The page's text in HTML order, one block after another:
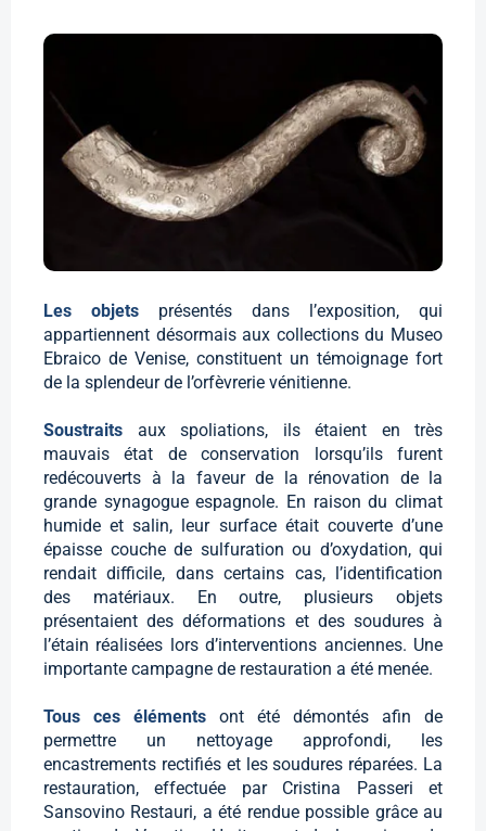
Les objets présentés dans l’exposition, qui
appartiennent désormais aux collections du Museo
Ebraico de Venise, constituent un témoignage fort
de la splendeur de l’orfèvrerie vénitienne.
Soustraits aux spoliations, ils étaient en très
mauvais état de conservation lorsqu’ils furent
redécouverts à la faveur de la rénovation de la
grande synagogue espagnole. En raison du climat
humide et salin, leur surface était couverte d’une
épaisse couche de sulfuration ou d’oxydation, qui
rendait difficile, dans certains cas, l’identification
des matériaux. En outre, plusieurs objets
présentaient des déformations et des soudures à
l’étain réalisées lors d’interventions anciennes. Une
importante campagne de restauration a été menée.
Tous ces éléments ont été démontés afin de
permettre un nettoyage approfondi, les
encastrements rectifiés et les soudures réparées. La
restauration, effectuée par Cristina Passeri et
Sansovino Restauri, a été rendue possible grâce au